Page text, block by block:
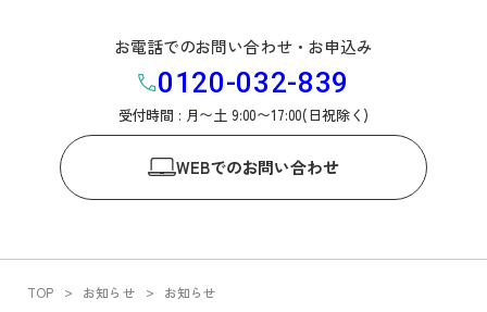
お電話でのお問い合わせ・お申込み
0120-032-839
受付時間 : 月〜土 9:00〜17:00(日祝除く)
WEBでのお問い合わせ
TOP お知らせ お知らせ